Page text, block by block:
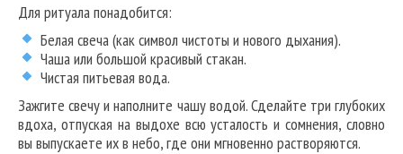
Для ритуала понадобится:
Белая свеча (как символ чистоты и нового дыхания).
Чаша или большой красивый стакан.
Чистая питьевая вода.
Зажгите свечу и наполните чашу водой. Сделайте три глубоких
вдоха, отпуская на выдохе всю усталость и сомнения, словно
вы выпускаете их в небо, где они мгновенно растворяются.